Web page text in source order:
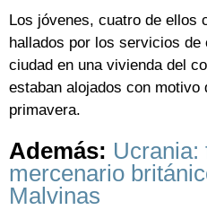
Los jóvenes, cuatro de ellos
hallados por los servicios de
ciudad en una vivienda del
estaban alojados con motivo
primavera.
Además: Ucrania:
mercenario
Malvinas